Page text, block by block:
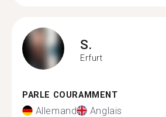
S.
Erfurt
PARLE COURAMMENT
Allemand Anglais